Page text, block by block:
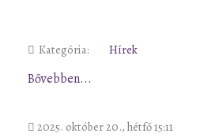
Kategória: Hírek
Bővebben...
2025. október 20., hétfő 15:11